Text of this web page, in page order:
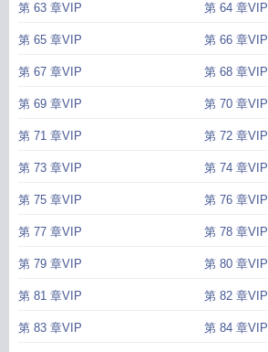
第 63 章VIP 第 64 章VIP
第 65 章VIP 第 66 章VIP
第 67 章VIP 第 68 章VIP
第 69 章VIP 第 70 章VIP
第 71 章VIP 第 72 章VIP
第 73 章VIP 第 74 章VIP
第 75 章VIP 第 76 章VIP
第 77 章VIP 第 78 章VIP
第 79 章VIP 第 80 章VIP
第 81 章VIP 第 82 章VIP
第 83 章VIP 第 84 章VIP